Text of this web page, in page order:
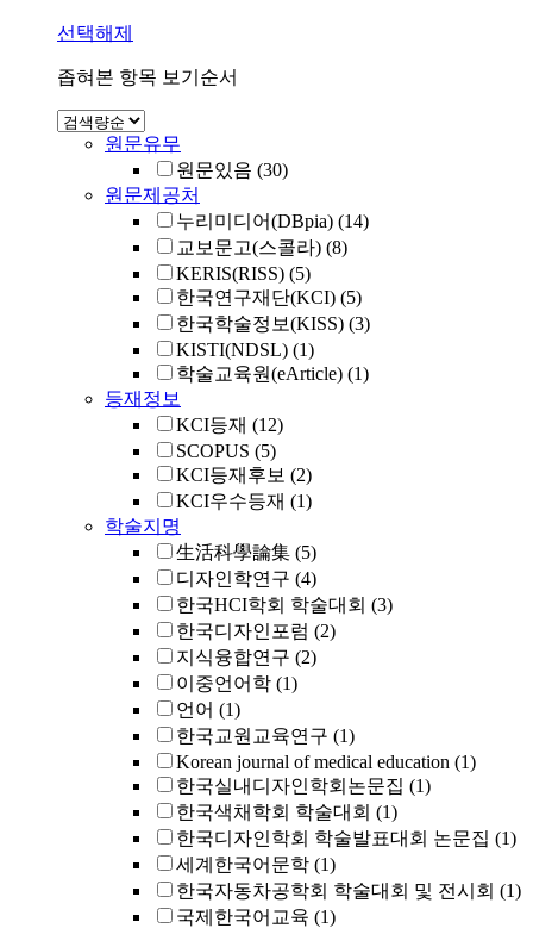
선택해제
좁혀본 항목 보기순서
원문유무
원문있음 (30)
원문제공처
누리미디어(DBpia) (14)
교보문고(스콜라) (8)
KERIS(RISS) (5)
한국연구재단(KCI) (5)
한국학술정보(KISS) (3)
KISTI(NDSL) (1)
학술교육원(eArticle) (1)
등재정보
KCI등재 (12)
SCOPUS (5)
KCI등재후보 (2)
KCI우수등재 (1)
학술지명
生活科學論集 (5)
디자인학연구 (4)
한국HCI학회 학술대회 (3)
한국디자인포럼 (2)
지식융합연구 (2)
이중언어학 (1)
언어 (1)
한국교원교육연구 (1)
Korean journal of medical education (1)
한국실내디자인학회논문집 (1)
한국색채학회 학술대회 (1)
한국디자인학회 학술발표대회 논문집 (1)
세계한국어문학 (1)
한국자동차공학회 학술대회 및 전시회 (1)
국제한국어교육 (1)